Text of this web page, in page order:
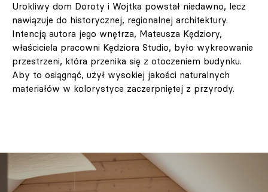
Urokliwy dom Doroty i Wojtka powstał niedawno, lecz
nawiązuje do historycznej, regionalnej architektury.
Intencją autora jego wnętrza, Mateusza Kędziory,
właściciela pracowni Kędziora Studio, było wykreowanie
przestrzeni, która przenika się z otoczeniem budynku.
Aby to osiągnąć, użył wysokiej jakości naturalnych
materiałów w kolorystyce zaczerpniętej z przyrody.